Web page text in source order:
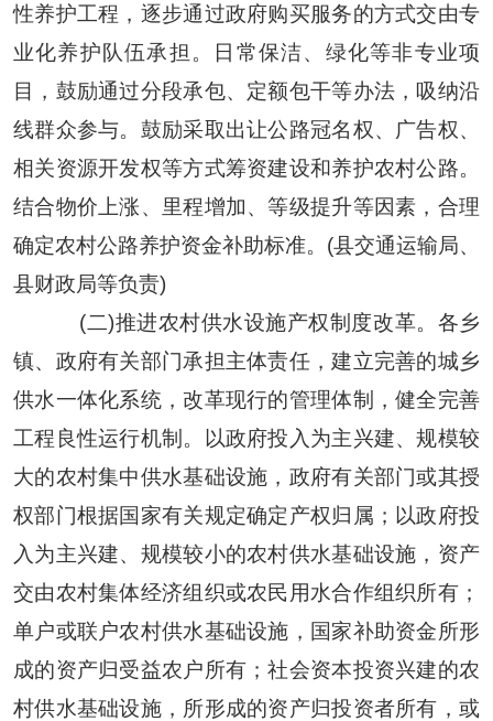
性养护工程，逐步通过政府购买服务的方式交由专
业化养护队伍承担。日常保洁、绿化等非专业项
目，鼓励通过分段承包、定额包干等办法，吸纳沿
线群众参与。鼓励采取出让公路冠名权、广告权、
相关资源开发权等方式筹资建设和养护农村公路。
结合物价上涨、里程增加、等级提升等因素，合理
确定农村公路养护资金补助标准。(县交通运输局、
县财政局等负责)
(二)推进农村供水设施产权制度改革。各乡
镇、政府有关部门承担主体责任，建立完善的城乡
供水一体化系统，改革现行的管理体制，健全完善
工程良性运行机制。以政府投入为主兴建、规模较
大的农村集中供水基础设施， 政府有关部门或其授
权部门根据国家有关规定确定产权归属； 以政府投
入为主兴建、规模较小的农村供水基础设施，资产
交由农村集体经济组织或农民用水合作组织所有；
单户或联户农村供水基础设施，国家补助资金所形
成的资产归受益农户所有；社会资本投资兴建的农
村供水基础设施，所形成的资产归投资者所有，或